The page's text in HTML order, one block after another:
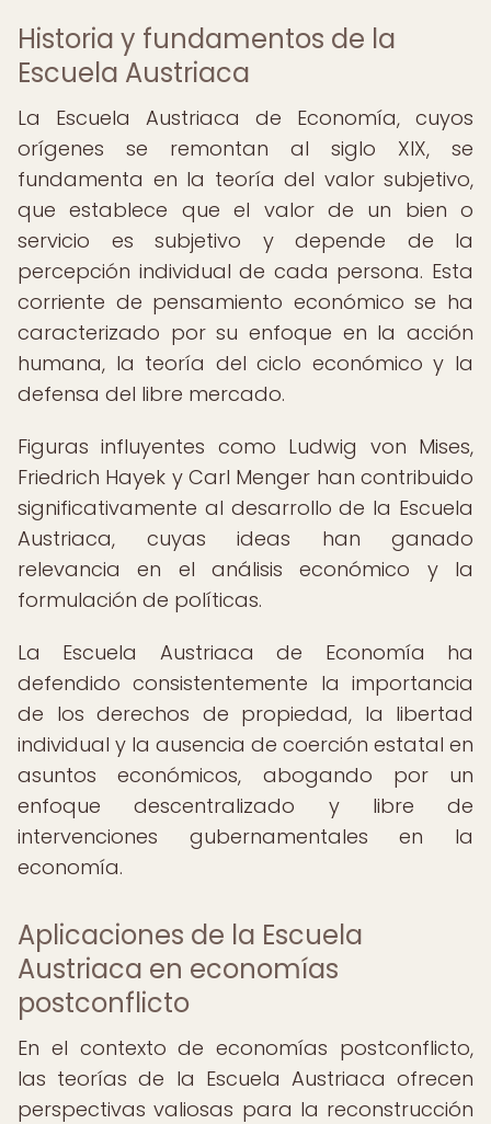
Historia y fundamentos de la
Escuela Austriaca
La Escuela Austriaca de Economía, cuyos
orígenes se remontan al siglo XIX, se
fundamenta en la teoría del valor subjetivo,
que establece que el valor de un bien o
servicio es subjetivo y depende de la
percepción individual de cada persona. Esta
corriente de pensamiento económico se ha
caracterizado por su enfoque en la acción
humana, la teoría del ciclo económico y la
defensa del libre mercado.
Figuras influyentes como Ludwig von Mises,
Friedrich Hayek y Carl Menger han contribuido
significativamente al desarrollo de la Escuela
Austriaca, cuyas ideas han ganado
relevancia en el análisis económico y la
formulación de políticas.
La Escuela Austriaca de Economía ha
defendido consistentemente la importancia
de los derechos de propiedad, la libertad
individual y la ausencia de coerción estatal en
asuntos económicos, abogando por un
enfoque descentralizado y libre de
intervenciones gubernamentales en la
economía.
Aplicaciones de la Escuela
Austriaca en economías
postconflicto
En el contexto de economías postconflicto,
las teorías de la Escuela Austriaca ofrecen
perspectivas valiosas para la reconstrucción